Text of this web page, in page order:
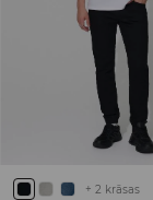
+ 2 krāsas